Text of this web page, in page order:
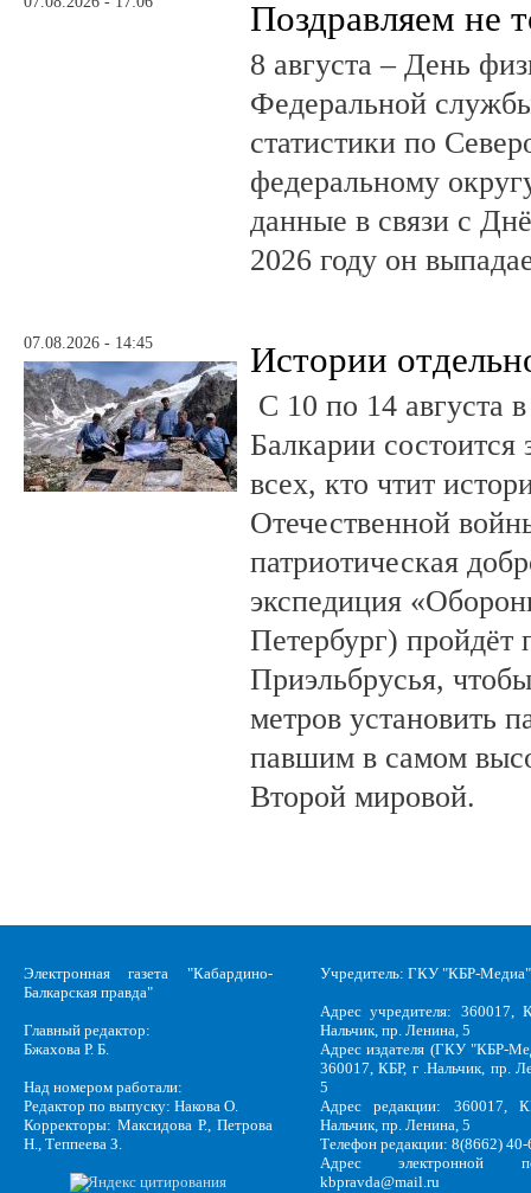
Поздравляем не
8 августа – День
Федеральной
статистики по
федеральному
данные в связи с
2026 году он
07.08.2026 - 14:45 Истории
С 10 по 14 августа
Балкарии состоится
всех, кто чтит
Отечественной
патриотическая
экспедиция
Петербург) пройдёт
Приэльбрусья,
метров установить
павшим в самом
Второй мировой.
Электронная газета "Кабардино-
Балкарская правда"
Главный редактор:
Бжахова Р. Б.
Над номером работали:
Редактор по выпуску: Накова О.
Корректоры: Максидова Р., Петрова
Н., Теппеева З.
Учредитель: ГКУ "КБР-Медиа"
Адрес учредителя: 360017,
Нальчик, пр. Ленина, 5
Адрес издателя (ГКУ "КБР-
360017, КБР, г .Нальчик, пр.
5
Адрес редакции: 360017,
Нальчик, пр. Ленина, 5
Телефон редакции: 8(8662)
Адрес электронной
kbpravda@mail.ru